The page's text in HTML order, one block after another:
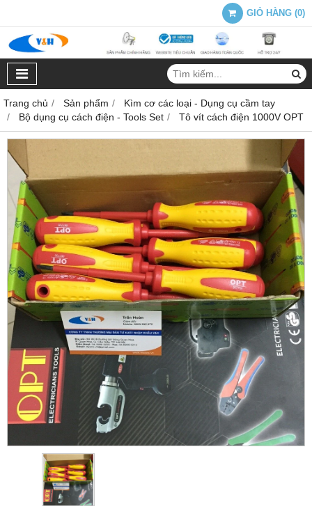
GIỎ HÀNG (0)
Trang chủ Sản phẩm
Kìm cơ các loại - Dụng cụ cầm tay
Bộ dụng cụ cách điện - Tools Set
Tô vít cách điện 1000V OPT